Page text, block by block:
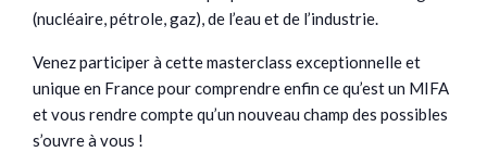
(nucléaire, pétrole, gaz), de l’eau et de l’industrie.
Venez participer à cette masterclass exceptionnelle et
unique en France pour comprendre enfin ce qu’est un MIFA
et vous rendre compte qu’un nouveau champ des possibles
s’ouvre à vous !